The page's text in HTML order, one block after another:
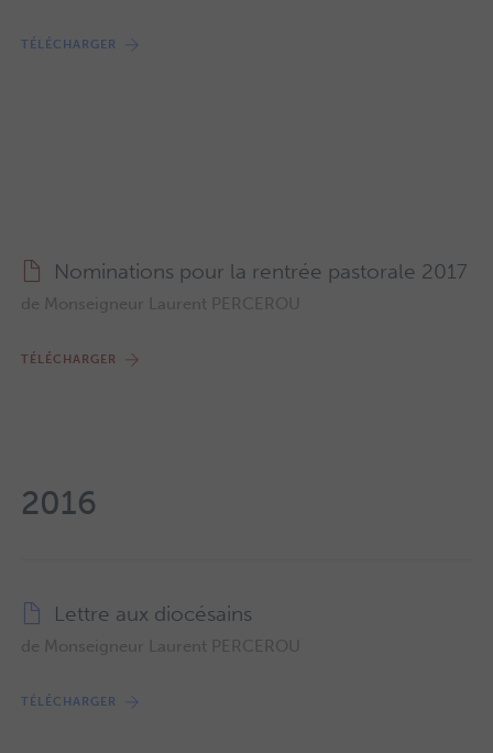
TÉLÉCHARGER
Nominations pour la rentrée pastorale 2017
de Monseigneur Laurent PERCEROU
TÉLÉCHARGER
2016
Lettre aux diocésains
de Monseigneur Laurent PERCEROU
TÉLÉCHARGER